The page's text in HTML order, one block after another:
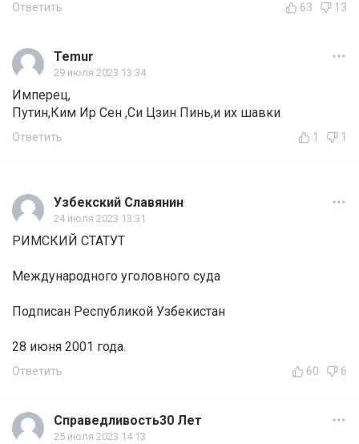
Ответить 63 13
Temur
29 июля 2023 13:34
Имперец,
Путин,Ким Ир Сен ,Си Цзин Пинь,и их шавки
Ответить 1 1
Узбекский Славянин
24 июля 2023 13:31
РИМСКИЙ СТАТУТ
Международного уголовного суда
Подписан Республикой Узбекистан
28 июня 2001 года.
Ответить 60 6
Справедливость30 Лет
25 июля 2023 14:13